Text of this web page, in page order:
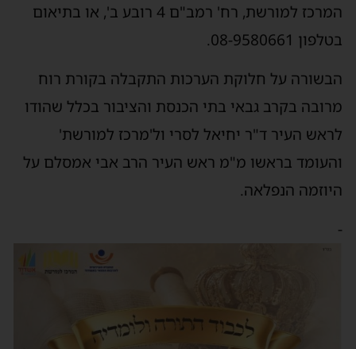
המרכז למורשת, רח' רמב"ם 4 רובע ב', או בתיאום
בטלפון 08-9580661.
הבשורה על חלוקת הערכות התקבלה בקורת רוח
מרובה בקרב גבאי בתי הכנסת והציבור בכלל שהודו
לראש העיר ד"ר יחיאל לסרי ול'מרכז למורשת'
והעומד בראשו מ"מ ראש העיר הרב אבי אמסלם על
היוזמה הנפלאה.
-